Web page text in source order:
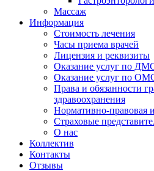
Массаж
Информация
Стоимость лечения
Часы приема врачей
Лицензия и реквизиты
Оказание услуг по
Оказание услуг по
Права и обязанности
здравоохранения
Нормативно-правовая
Страховые
О нас
Коллектив
Контакты
Отзывы